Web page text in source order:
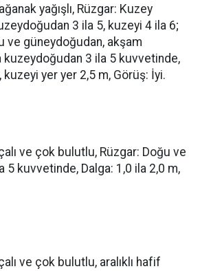
yağışlı, Rüzgar: Kuzey
3 ila 5, kuzeyi 4 ila 6;
ve güneydoğudan, akşam
3 ila 5 kuvvetinde,
kuzeyi yer yer 2,5 m, Görüş: İyi.
ve çok bulutlu, Rüzgar: Doğu ve
5 kuvvetinde, Dalga: 1,0 ila 2,0 m,
ve çok bulutlu, aralıklı hafif